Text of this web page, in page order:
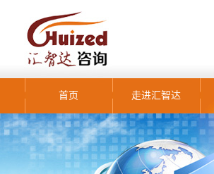
首页 走进汇智达